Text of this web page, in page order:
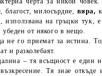
милосърдие, вяра,
на гръцки тук,
от някого в нещо.
не го приемат за истина.
и разколебаят.
– тя всъщност е един
Тя знае